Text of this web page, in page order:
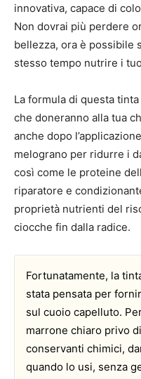
innovativa, capace di
Non dovrai più perdere
bellezza, ora è possibile
stesso tempo nutrire i
La formula di questa
che doneranno alla tua
anche dopo
melograno per ridurre i
così come le proteine
riparatore e
proprietà nutrienti del
ciocche fin dalla radice.
Fortunatamente, la
stata pensata per
sul cuoio capelluto.
marrone chiaro privo
conservanti chimici,
quando lo usi, senza